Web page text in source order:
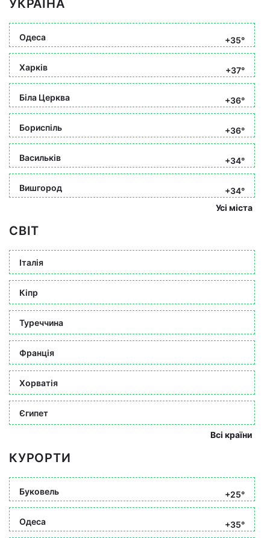
УКРАЇНА
Одеса +35°
Харків +37°
Біла Церква +36°
Бориспіль +36°
Васильків +34°
Вишгород
+34°
Усі міста
СВІТ
Італія
Кіпр
Туреччина
Франція
Хорватія
Єгипет
Всі країни
КУРОРТИ
Буковель +25°
Одеса +35°